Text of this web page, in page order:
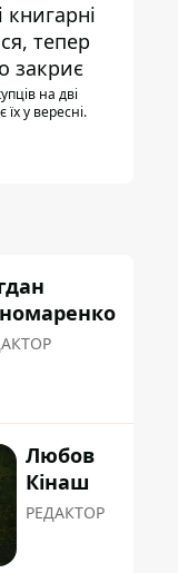
книгарні
тепер
закриє
на дві
їх у вересні.
Любов
Кінаш
РЕДАКТОР